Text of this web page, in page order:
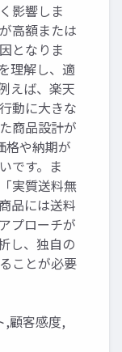
影響しま
高額または
となりま
理解し、適
えば、楽天
動に大きな
商品設計が
格や納期が
です。ま
実質送料無
品には送料
プローチが
し、独自の
ことが必要
,顧客感度,